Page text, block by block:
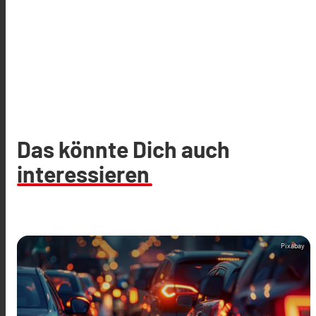
Das könnte Dich auch
interessieren
Pixabay